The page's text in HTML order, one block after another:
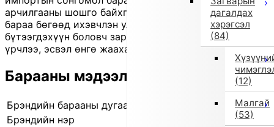
дагалдах
хэрэгсэл
(84)
(12)
Малгай
(53)
арчилгааны шошго байхгүй байж болно. Мөн 'outlet'
бараа бөгөөд ихэвчлэн улирлын үлдэгдэл шинэ
бүтээгдэхүүн боловч заримд нь бага зэрэг зураас,
үрчлээ, эсвэл өнгө жаахан гандсан байж болно.
Барааны мэдээлэл
Брэндийн барааны дугаар
Брэндийн нэр